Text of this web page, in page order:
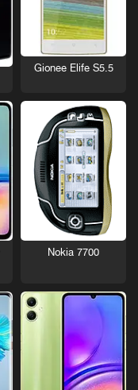
Gionee Elife S5.5
Nokia 7700